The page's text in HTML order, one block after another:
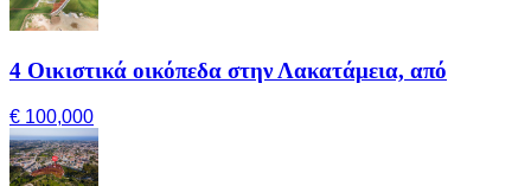
4 Οικιστικά οικόπεδα στην Λακατάμεια, από
€ 100,000